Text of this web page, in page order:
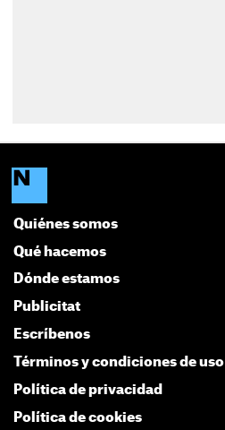
Quiénes somos
Qué hacemos
Dónde estamos
Publicitat
Escríbenos
Términos y condiciones de uso
Política de privacidad
Política de cookies